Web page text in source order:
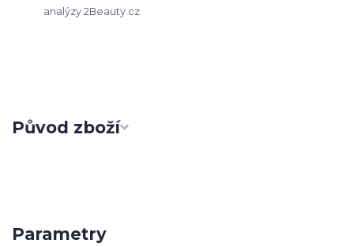
analýzy 2Beauty.cz
Původ zboží
Parametry